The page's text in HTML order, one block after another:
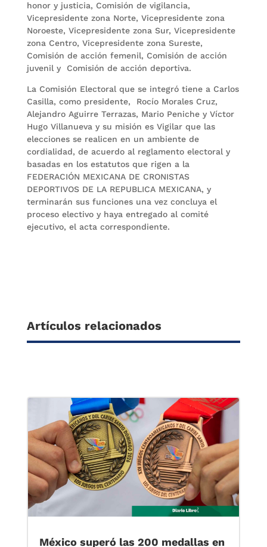
honor y justicia, Comisión de vigilancia,
Vicepresidente zona Norte, Vicepresidente zona
Noroeste, Vicepresidente zona Sur, Vicepresidente
zona Centro, Vicepresidente zona Sureste,
Comisión de acción femenil, Comisión de acción
juvenil y Comisión de acción deportiva.
La Comisión Electoral que se integró tiene a Carlos
Casilla, como presidente, Rocío Morales Cruz,
Alejandro Aguirre Terrazas, Mario Peniche y Víctor
Hugo Villanueva y su misión es Vigilar que las
elecciones se realicen en un ambiente de
cordialidad, de acuerdo al reglamento electoral y
basadas en los estatutos que rigen a la
FEDERACIÓN MEXICANA DE CRONISTAS
DEPORTIVOS DE LA REPUBLICA MEXICANA, y
terminarán sus funciones una vez concluya el
proceso electivo y haya entregado al comité
ejecutivo, el acta correspondiente.
Artículos relacionados
México superó las 200 medallas en